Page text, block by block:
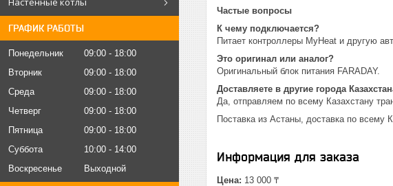
ГРАФИК РАБОТЫ
Понедельник 09:00
18:00
Вторник
09:00
18:00
Среда
09:00
18:00
Четверг
09:00
18:00
Пятница
09:00
18:00
Суббота
10:00
14:00
Воскресенье
Выходной
Частые вопросы
К чему подключается?
Питает контроллеры MyHeat и другую
Это оригинал или аналог?
Оригинальный блок питания FARADAY.
Доставляете в другие города
Да, отправляем по всему Казахстану
Поставка из Астаны, доставка по всему
Информация для заказа
Цена: 13 000 ₸